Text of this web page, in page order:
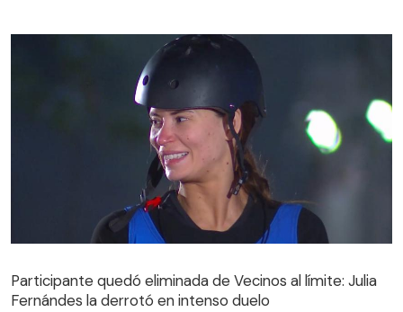
Fernándes la derrotó en intenso duelo
Participante quedó eliminada de Vecinos al límite: Julia
Fernándes la derrotó en intenso duelo